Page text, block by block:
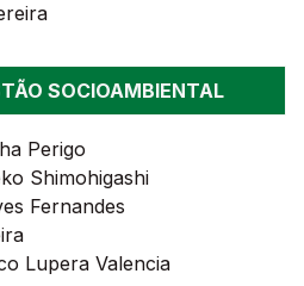
SOCIOAMBIENTAL
Perigo
Shimohigashi
Fernandes
Lupera Valencia